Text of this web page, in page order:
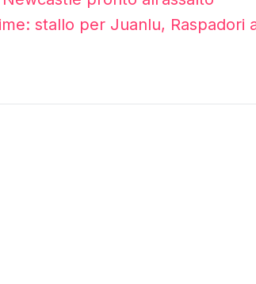
stallo per Juanlu, Raspadori